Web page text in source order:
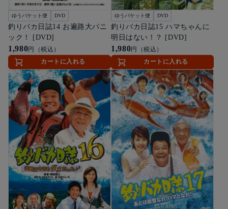
ゆうパケット便 DVD
釣りバカ日誌14 お遍路大パニ
ック！ [DVD]
1,980円（税込）
カートに入れる
ゆうパケット便 DVD
釣りバカ日誌15 ハマちゃんに
明日はない！？ [DVD]
1,980円（税込）
カートに入れる